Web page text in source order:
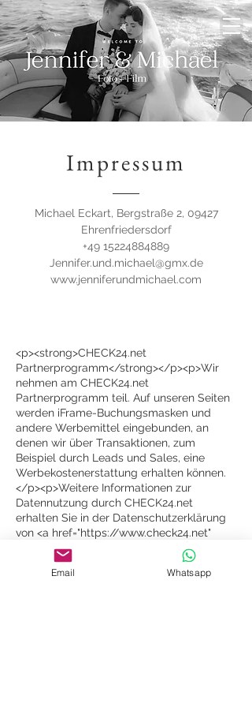
Impressum
Michael Eckart, Bergstraße 2, 09427
Ehrenfriedersdorf
+49 15224884889
Jennifer.und.michael@gmx.de
www.jenniferundmichael.com
<p><strong>CHECK24.net
Partnerprogramm</strong></p><p>Wir
nehmen am CHECK24.net
Partnerprogramm teil. Auf unseren Seiten
werden iFrame-Buchungsmasken und
andere Werbemittel eingebunden, an
denen wir über Transaktionen, zum
Beispiel durch Leads und Sales, eine
Werbekostenerstattung erhalten können.
</p><p>Weitere Informationen zur
Datennutzung durch CHECK24.net
erhalten Sie in der Datenschutzerklärung
von <a href="https://www.check24.net"
target="_blank">CHECK24.net</a>.</p>
Email Whatsapp